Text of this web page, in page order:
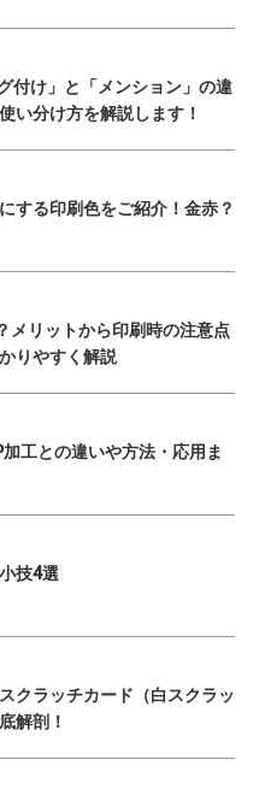
付け」と「メンション」の違
い分け方を解説します！
する印刷色をご紹介！金赤？
メリットから印刷時の注意点
りやすく解説
工との違いや方法・応用ま
技4選
クラッチカード（白スクラッ
解剖！